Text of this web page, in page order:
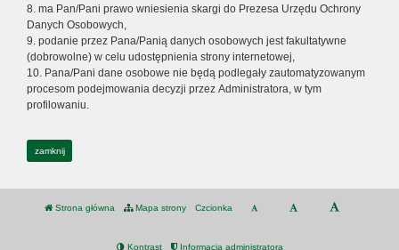
8. ma Pan/Pani prawo wniesienia skargi do Prezesa Urzędu Ochrony
Danych Osobowych,
9. podanie przez Pana/Panią danych osobowych jest fakultatywne
(dobrowolne) w celu udostępnienia strony internetowej,
10. Pana/Pani dane osobowe nie będą podlegały zautomatyzowanym
procesom podejmowania decyzji przez Administratora, w tym
profilowaniu.
zamknij
Strona główna Mapa strony Czcionka
Kontrast Informacja administratora